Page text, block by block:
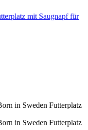
mit Saugnapf für